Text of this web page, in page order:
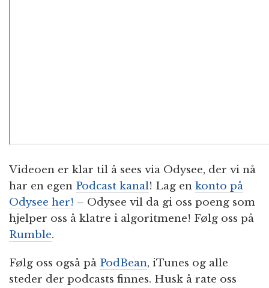
Videoen er klar til å sees via Odysee, der vi nå
har en egen Podcast kanal! Lag en konto på
Odysee her! – Odysee vil da gi oss poeng som
hjelper oss å klatre i algoritmene! Følg oss på
Rumble.
Følg oss også på PodBean, iTunes og alle
steder der podcasts finnes. Husk å rate oss